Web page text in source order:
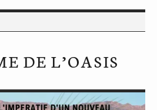
DE L’OASIS